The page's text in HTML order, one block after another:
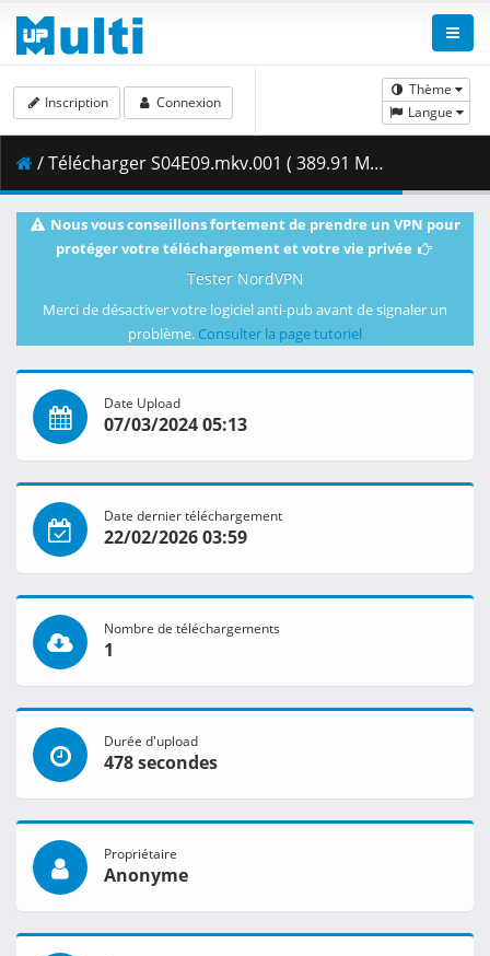
Thème
Langue
Inscription Connexion
/ Télécharger S04E09.mkv.001 ( 389.91 MB )
Nous vous conseillons fortement de prendre un VPN pour
protéger votre téléchargement et votre vie privée
Tester NordVPN
Merci de désactiver votre logiciel anti-pub avant de signaler un
problème. Consulter la page tutoriel
Date Upload
07/03/2024 05:13
Date dernier téléchargement
22/02/2026 03:59
Nombre de téléchargements
1
Durée d'upload
478 secondes
Propriétaire
Anonyme